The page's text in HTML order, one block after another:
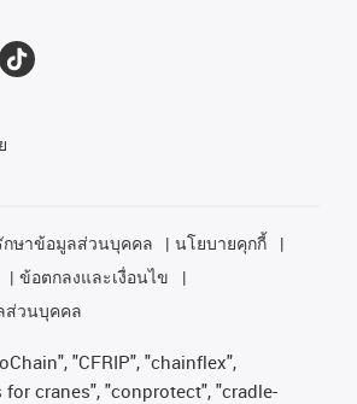
กษาข้อมูลส่วนบุคคล
นโยบายคุกกี้
ข้อตกลงและเงื่อนไข
ส่วนบุคคล
"CFRIP", "chainflex",
cranes", "conprotect", "cradle-